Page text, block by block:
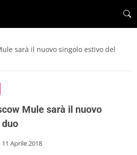
sarà il nuovo singolo estivo del
Mule sarà il nuovo
11 Aprile 2018